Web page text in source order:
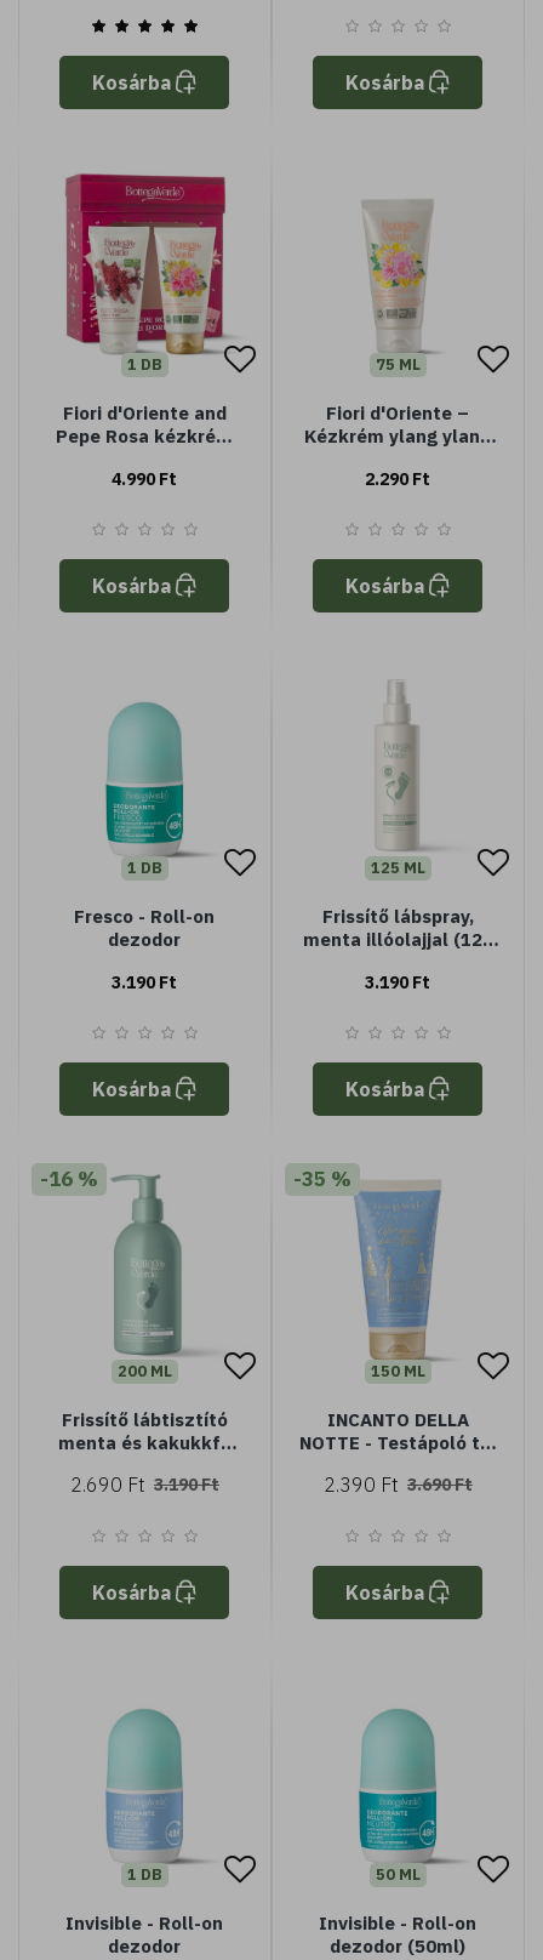
Kosárba Kosárba
1 DB
Fiori d'Oriente and
Pepe Rosa kézkrém
4.990 Ft
Kosárba
75 ML
Fiori d'Oriente –
Kézkrém ylang ylang
kivonattal (75 ml)
2.290 Ft
Kosárba
1 DB
Fresco - Roll-on
dezodor
3.190 Ft
Kosárba
125 ML
Frissítő lábspray,
menta illóolajjal (125
3.190 Ft
Kosárba
-16 %
200 ML
Frissítő lábtisztító
menta és kakukkfű
2.690 Ft 3.190 Ft
Kosárba
-35 %
150 ML
INCANTO DELLA
NOTTE - Testápoló tej
(150 ml)
2.390 Ft 3.690 Ft
Kosárba
1 DB
Invisible - Roll-on
dezodor
50 ML
Invisible - Roll-on
dezodor (50ml)